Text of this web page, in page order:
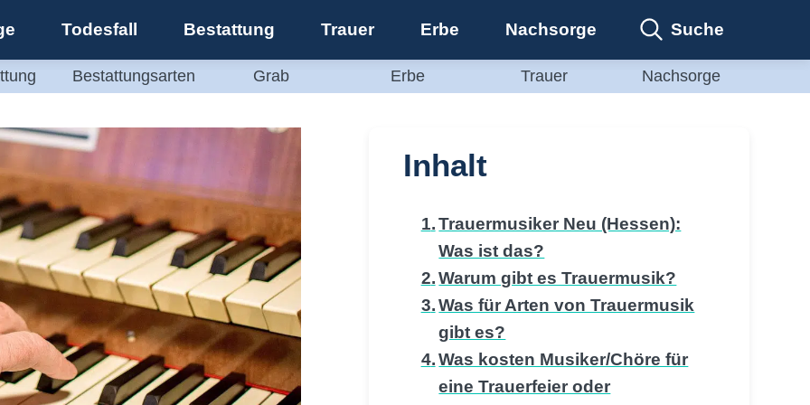
Todesfall Bestattung Trauer Erbe Nachsorge Suche
Bestattungsarten Grab Erbe Trauer Nachsorge
Inhalt
Trauermusiker Neu (Hessen):
Was ist das?
Warum gibt es Trauermusik?
Was für Arten von Trauermusik
gibt es?
Was kosten Musiker/Chöre für
eine Trauerfeier oder